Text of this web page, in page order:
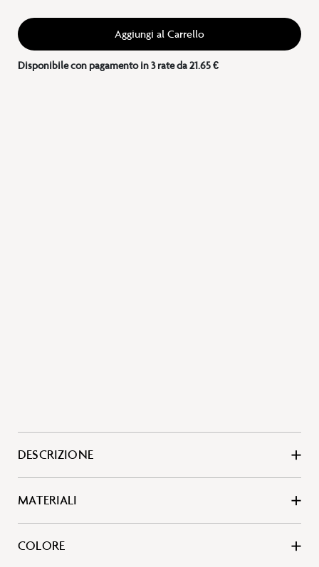
Aggiungi al Carrello
Disponibile con pagamento in 3 rate da 21.65 €
DESCRIZIONE
MATERIALI
COLORE